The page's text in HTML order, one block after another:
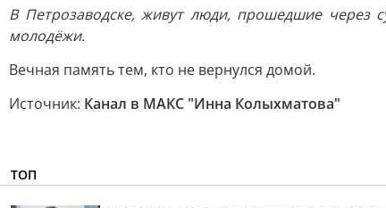
В Петрозаводске, живут люди, прошедшие через
молодёжи.
Вечная память тем, кто не вернулся домой.
Источник: Канал в МАКС "Инна Колыхматова"
ТОП